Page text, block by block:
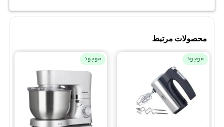
محصولات مرتبط
موجود موجود